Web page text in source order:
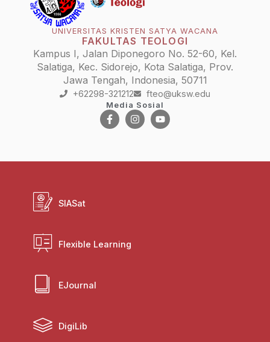
UNIVERSITAS KRISTEN SATYA WACANA
FAKULTAS TEOLOGI
Kampus I, Jalan Diponegoro No. 52-60, Kel.
Salatiga, Kec. Sidorejo, Kota Salatiga, Prov.
Jawa Tengah, Indonesia, 50711
+62298-321212 fteo@uksw.edu
Media Sosial
SIASat
Flexible Learning
EJournal
DigiLib